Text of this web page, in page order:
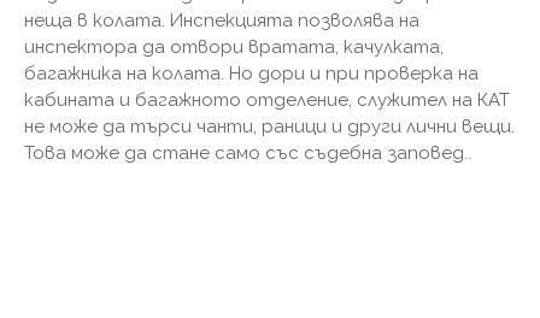
неща в колата. Инспекцията позволява на
инспектора да отвори вратата, качулката,
багажника на колата. Но дори и при проверка на
кабината и багажното отделение, служител на КАТ
не може да търси чанти, раници и други лични вещи.
Това може да стане само със съдебна заповед..